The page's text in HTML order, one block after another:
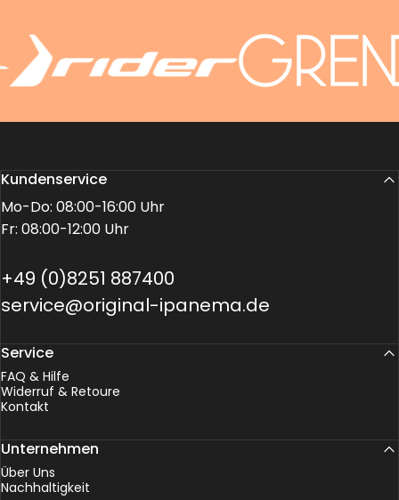
Kundenservice
Mo-Do: 08:00-16:00 Uhr
Fr: 08:00-12:00 Uhr
+49 (0)8251 887400
service@original-ipanema.de
Service
FAQ & Hilfe
Widerruf & Retoure
Kontakt
Unternehmen
Über Uns
Nachhaltigkeit